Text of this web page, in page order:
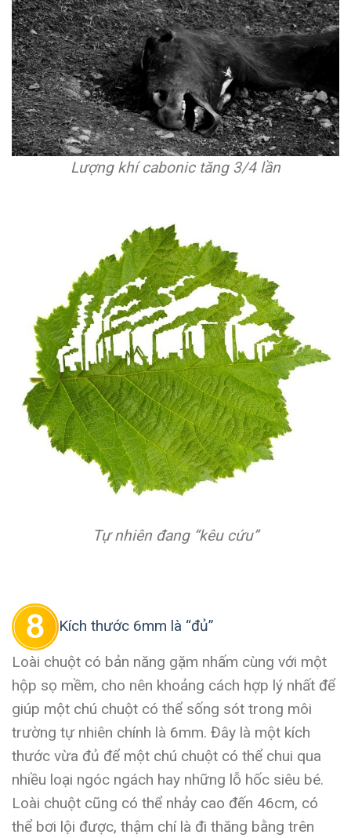
Lượng khí cabonic tăng 3/4 lần
Tự nhiên đang “kêu cứu”
Kích thước 6mm là “đủ”
Loài chuột có bản năng gặm nhấm cùng với một
hộp sọ mềm, cho nên khoảng cách hợp lý nhất để
giúp một chú chuột có thể sống sót trong môi
trường tự nhiên chính là 6mm. Đây là một kích
thước vừa đủ để một chú chuột có thể chui qua
nhiều loại ngóc ngách hay những lỗ hốc siêu bé.
Loài chuột cũng có thể nhảy cao đến 46cm, có
thể bơi lội được, thậm chí là đi thăng bằng trên